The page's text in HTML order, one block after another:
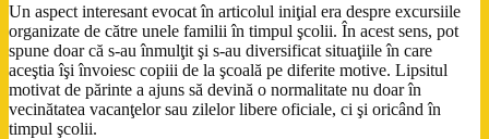
Un aspect interesant evocat în articolul iniţial era despre excursiile
organizate de către unele familii în timpul şcolii. În acest sens, pot
spune doar că s-au înmulţit şi s-au diversificat situaţiile în care
aceştia îşi învoiesc copiii de la şcoală pe diferite motive. Lipsitul
motivat de părinte a ajuns să devină o normalitate nu doar în
vecinătatea vacanţelor sau zilelor libere oficiale, ci şi oricând în
timpul şcolii.